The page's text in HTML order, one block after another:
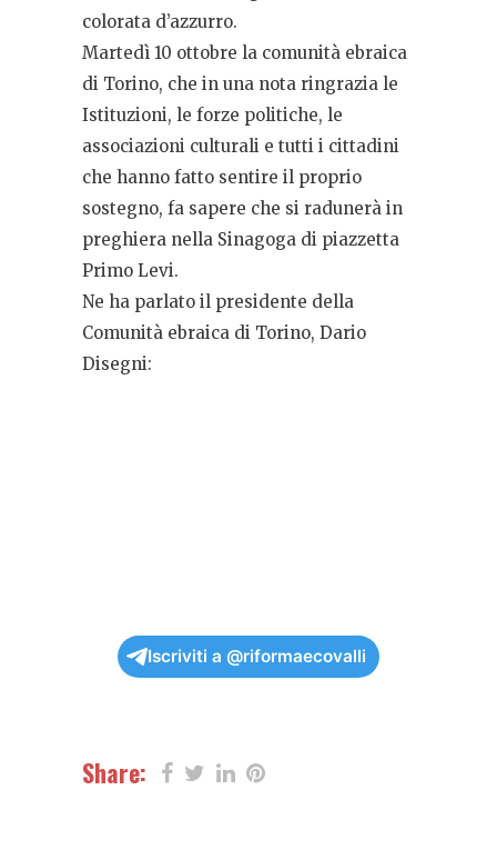
colorata d’azzurro.
Martedì 10 ottobre la comunità ebraica
di Torino, che in una nota ringrazia le
Istituzioni, le forze politiche, le
associazioni culturali e tutti i cittadini
che hanno fatto sentire il proprio
sostegno, fa sapere che si radunerà in
preghiera nella Sinagoga di piazzetta
Primo Levi.
Ne ha parlato il presidente della
Comunità ebraica di Torino, Dario
Disegni:
Iscriviti a @riformaecovalli
Share: